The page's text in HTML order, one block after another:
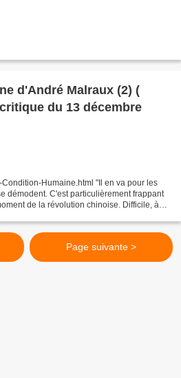
d'André Malraux (2) (
du 13 décembre
archives/malraux/
Humaine.html "Il en va pour les
démodent. C'est particulièrement frappant
de la révolution chinoise. Difficile, à
Page suivante >